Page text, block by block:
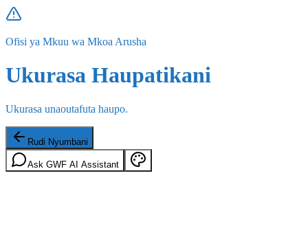
Ofisi ya Mkuu wa Mkoa Arusha
Ukurasa Haupatikani
Ukurasa unaoutafuta haupo.
Rudi Nyumbani
Ask GWF AI Assistant